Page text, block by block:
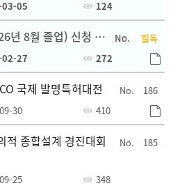
05 124
필독
년 8월 졸업) 신청 안
27 272
186
국제 발명특허대전
30 410
185
종합설계 경진대회
25 348